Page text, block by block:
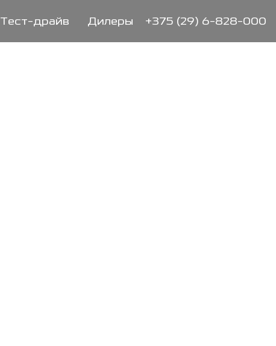
Тест-драйв Дилеры +375 (29) 6-828-000